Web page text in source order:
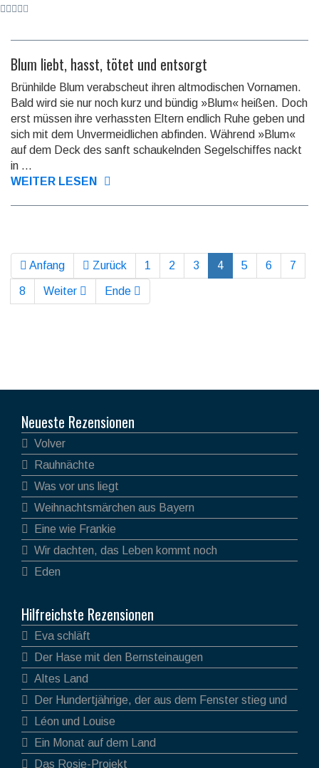
Blum liebt, hasst, tötet und entsorgt
Brünhilde Blum verabscheut ihren altmodischen Vornamen.
Bald wird sie nur noch kurz und bündig »Blum« heißen. Doch
erst müssen ihre verhassten Eltern endlich Ruhe geben und
sich mit dem Unver­meidlichen abfinden. Während »Blum«
auf dem Deck des sanft schau­keln­den Se­gel­schif­fes nackt
in ...
WEITER LESEN
Anfang Zurück 1 2 3 4 5 6 7
8 Weiter Ende
Neueste Rezensionen
Volver
Rauhnächte
Was vor uns liegt
Weihnachtsmärchen aus Bayern
Eine wie Frankie
Wir dachten, das Leben kommt noch
Eden
Hilfreichste Rezensionen
Eva schläft
Der Hase mit den Bernsteinaugen
Altes Land
Der Hundertjährige, der aus dem Fenster stieg und
verschwand
Léon und Louise
Ein Monat auf dem Land
Das Rosie-Projekt